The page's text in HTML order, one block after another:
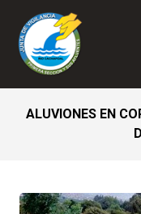
ALUVIONES EN